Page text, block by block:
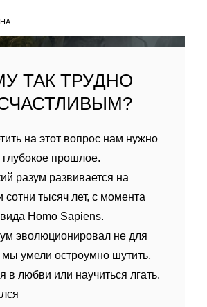
ТАК ТРУДНО
на этот вопрос нам нужно
глубокое прошлое.
разум развивается на
сотни тысяч лет, с момента
Homo Sapiens.
эволюционировал не для
мы умели остроумно шутить,
в любви или научиться лгать.